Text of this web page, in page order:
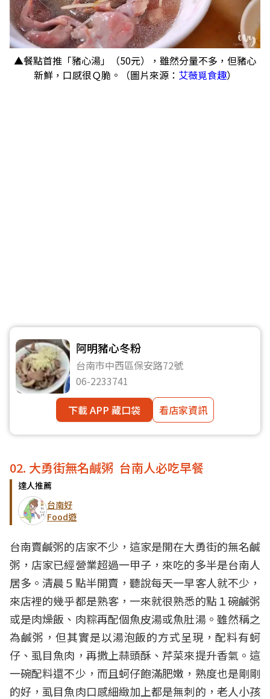
▲餐點首推「豬心湯」（50元），雖然分量不多，但豬心
新鮮，口感很Ｑ脆。（圖片來源： 艾薇覓食趣）
阿明豬心冬粉
台南市中西區保安路72號
06-2233741
下載 APP 藏口袋
看店家資訊
02. 大勇街無名鹹粥 台南人必吃早餐
達人推薦
台南好
Food遊
台南賣鹹粥的店家不少，這家是開在大勇街的無名鹹
粥，店家已經營業超過一甲子，來吃的多半是台南人
居多。清晨５點半開賣，聽說每天一早客人就不少，
來店裡的幾乎都是熟客，一來就很熟悉的點１碗鹹粥
或是肉燥飯、肉粽再配個魚皮湯或魚肚湯。雖然稱之
為鹹粥，但其實是以湯泡飯的方式呈現，配料有蚵
仔、虱目魚肉，再撒上蒜頭酥、芹菜來提升香氣。這
一碗配料還不少，而且蚵仔飽滿肥嫩，熟度也是剛剛
的好，虱目魚肉口感細緻加上都是無刺的，老人小孩